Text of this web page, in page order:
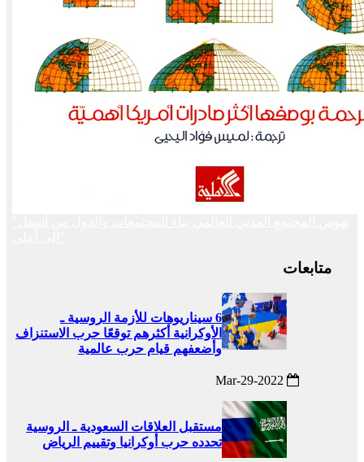
متابعات
6 سيناريوهات للأزمة الروسية ـ
الأوكرانية أكثرهم توقعًا حرب الاستنزاف
وأضعفهم قيام حرب عالمية
مستقبل العلاقات السعودية ـ الروسية
تحدده حرب أوكرانيا وتقييم الرياض